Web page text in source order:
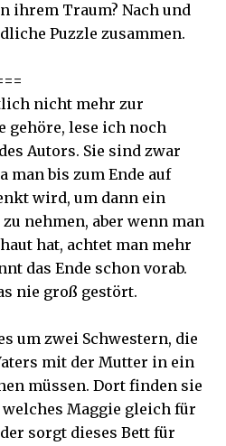
ihrem Traum? Nach und
Puzzle zusammen.
nicht mehr zur
gehöre, lese ich noch
Autors. Sie sind zwar
man bis zum Ende auf
wird, um dann ein
nehmen, aber wenn man
hat, achtet man mehr
das Ende schon vorab.
nie groß gestört.
um zwei Schwestern, die
mit der Mutter in ein
müssen. Dort finden sie
Maggie gleich für
sorgt dieses Bett für